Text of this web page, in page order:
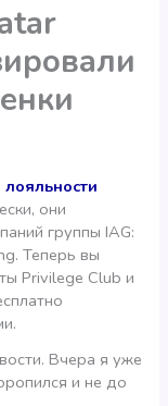
они
группы IAG:
Теперь вы
Privilege Club и
Вчера я уже
и не до